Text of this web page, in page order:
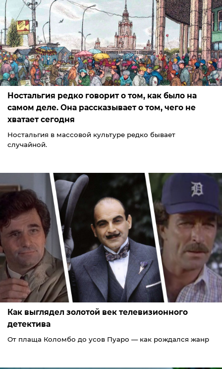
Ностальгия редко говорит о том, как было на
самом деле. Она рассказывает о том, чего не
хватает сегодня
Ностальгия в массовой культуре редко бывает
случайной.
Как выглядел золотой век телевизионного
детектива
От плаща Коломбо до усов Пуаро — как рождался жанр